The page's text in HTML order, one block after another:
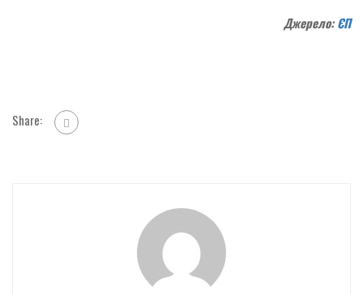
Джерело:ЄП
Share: